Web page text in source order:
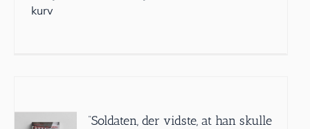
kurv
”Soldaten, der vidste, at han skulle